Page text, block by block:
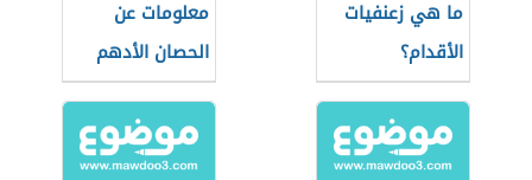
ما هي زعنفيات
الأقدام؟
معلومات عن
الحصان الأدهم